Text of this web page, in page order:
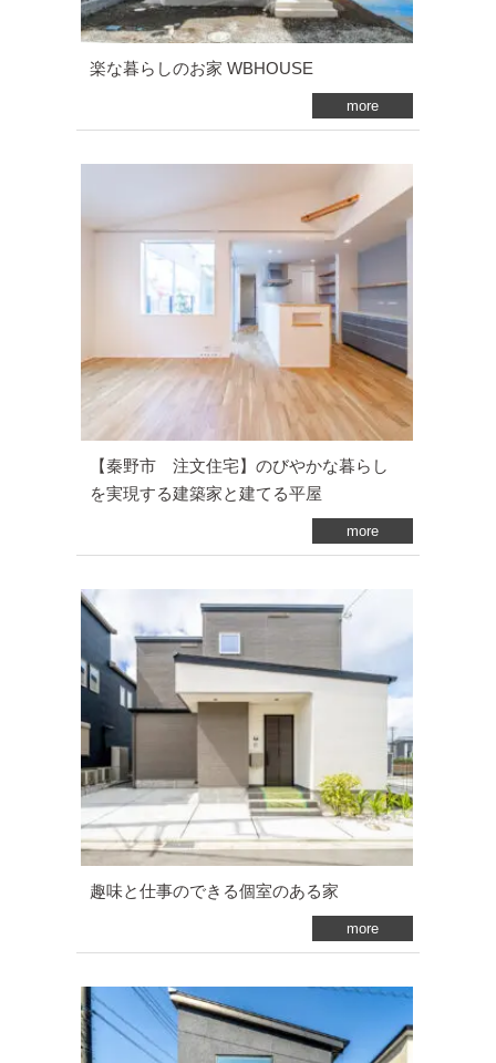
楽な暮らしのお家 WBHOUSE
more
【秦野市 注文住宅】のびやかな暮らし
を実現する建築家と建てる平屋
more
趣味と仕事のできる個室のある家
more